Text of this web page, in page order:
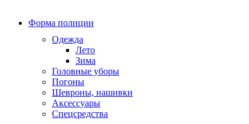
Форма полиции
Одежда
Лето
Зима
Головные уборы
Погоны
Шевроны, нашивки
Аксессуары
Спецсредства